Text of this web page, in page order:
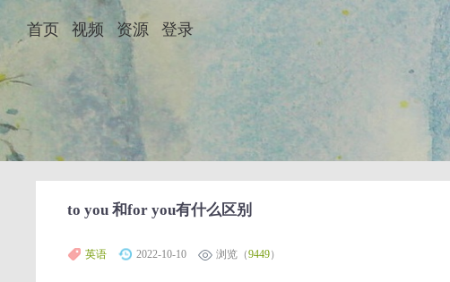
首页 视频 资源 登录
to you 和for you有什么区别
英语 2022-10-10 浏览（9449）